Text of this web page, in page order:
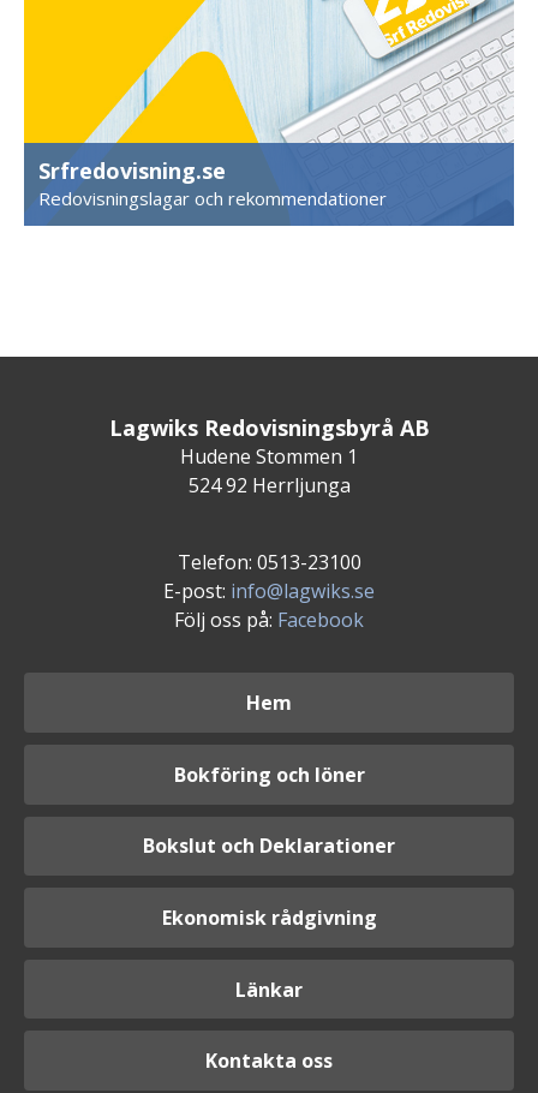
Srfredovisning.se
Redovisningslagar och rekommendationer
Lagwiks Redovisningsbyrå AB
Hudene Stommen 1
524 92 Herrljunga
Telefon: 0513-23100
E-post: info@lagwiks.se
Följ oss på: Facebook
Hem
Bokföring och löner
Bokslut och Deklarationer
Ekonomisk rådgivning
Länkar
Kontakta oss